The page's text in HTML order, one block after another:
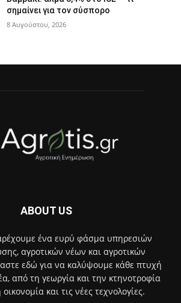
σημαίνει για τον σύσπορο
8 Αυγούστου, 2026
ABOUT US
ένα ευρύ φάσμα υπηρεσιών
αγροτικών νέων και αγροτικών
εδώ για να καλύψουμε κάθε πτυχή
από τη γεωργία και την κτηνοτροφία
και τις νέες τεχνολογίες.